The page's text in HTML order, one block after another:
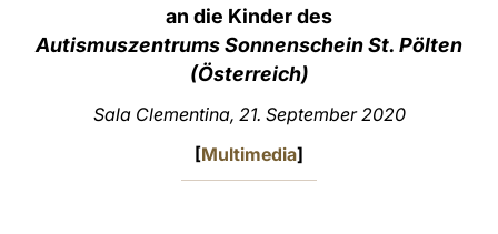
an die Kinder des
Autismuszentrums SonnenscheinSt. Pölten
(Österreich)
Sala Clementina, 21. September 2020
[Multimedia]